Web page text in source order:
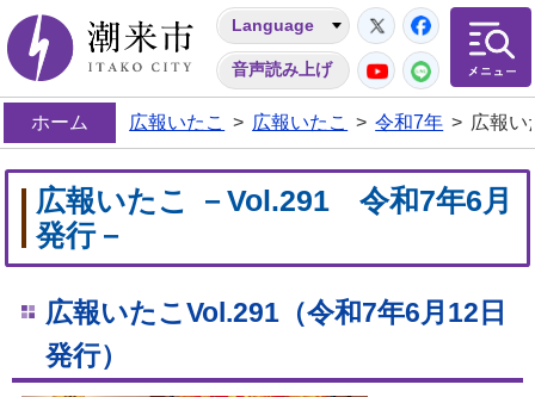
潮来市
Language
音声読み上げ
Twitter
YouTube
LINE
ホーム 広報いたこ > 広報いたこ > 令和7年 > 広報
広報いたこ －Vol.291 令和7年6月
発行－
広報いたこVol.291（令和7年6 月12 日
発行）